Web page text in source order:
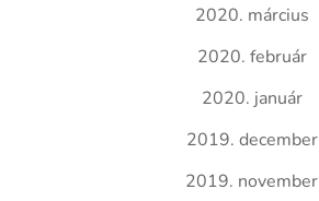
2020. március
2020. február
2020. január
2019. december
2019. november